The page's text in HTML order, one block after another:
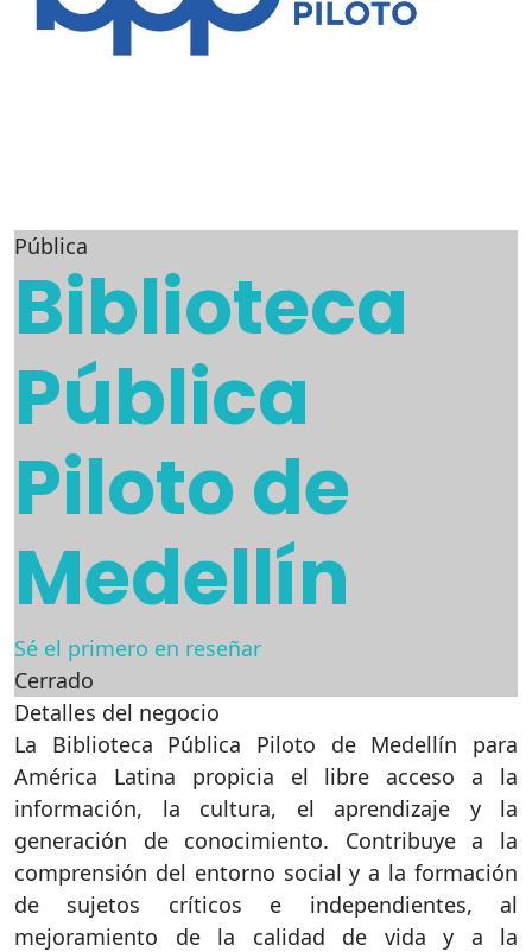
Pública
Biblioteca
Pública
Piloto de
Medellín
Sé el primero en reseñar
Cerrado
Detalles del negocio
La Biblioteca Pública Piloto de Medellín para
América Latina propicia el libre acceso a la
información, la cultura, el aprendizaje y la
generación de conocimiento. Contribuye a la
comprensión del entorno social y a la formación
de sujetos críticos e independientes, al
mejoramiento de la calidad de vida y a la